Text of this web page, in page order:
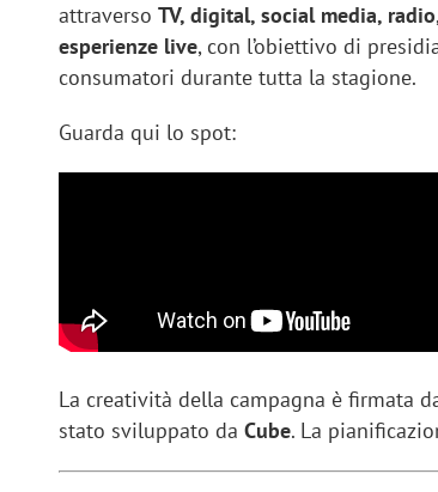
attraversoTV, digital, social media,
esperienze live, con l’obiettivo di
consumatori durante tutta la stagione.
Guarda qui lo spot:
La creatività della campagna è firmata
stato sviluppato daCube. La